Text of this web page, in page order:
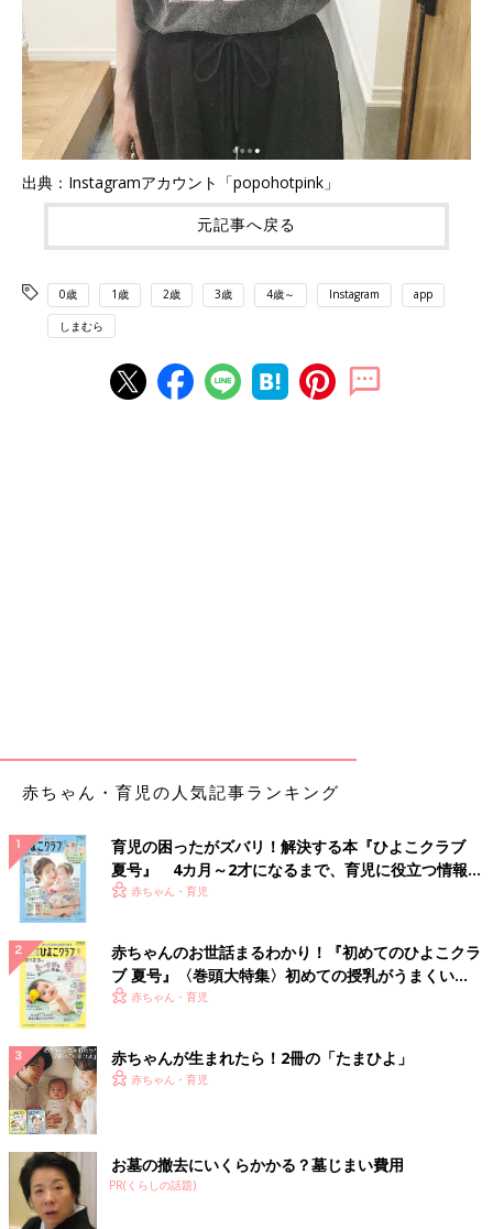
出典：Instagramアカウント「popohotpink」
元記事へ戻る
0歳 1歳 2歳 3歳 4歳～ Instagram app
しまむら
赤ちゃん・育児の人気記事ランキング
育児の困ったがズバリ！解決する本『ひよこクラブ
夏号』 4カ月～2才になるまで、育児に役立つ情報が
いっぱい！
赤ちゃん・育児
赤ちゃんのお世話まるわかり！『初めてのひよこクラ
ブ 夏号』〈巻頭大特集〉初めての授乳がうまくい
く！ おっぱい・ミルクの基本と夏のトラブル 解決テ
赤ちゃん・育児
赤ちゃんが生まれたら！2冊の「たまひよ」
赤ちゃん・育児
お墓の撤去にいくらかかる？墓じまい費用
PR(くらしの話題)